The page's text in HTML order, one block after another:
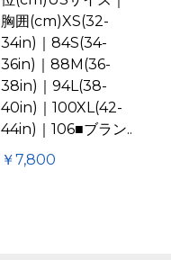
胸囲(cm)XS(32-
34in)｜84S(34-
36in)｜88M(36-
38in)｜94L(38-
40in)｜100XL(42-
44in)｜106■ブラン..
￥7,800